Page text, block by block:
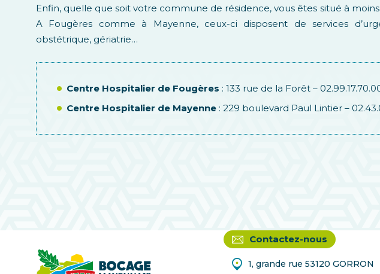
Enfin, quelle que soit votre commune de résidence, vous êtes situé à
A Fougères comme à Mayenne, ceux-ci disposent de services
obstétrique, gériatrie…
Centre Hospitalier de Fougères : 133 rue de la Forêt –
Centre Hospitalier de Mayenne: 229 boulevard Paul Lintier –
Contactez-nous
1, grande rue 53120 GORRON